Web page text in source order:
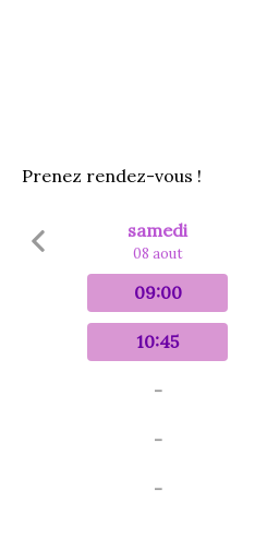
Prenez rendez-vous !
samedi
08 aout
09:00
10:45
-
-
-